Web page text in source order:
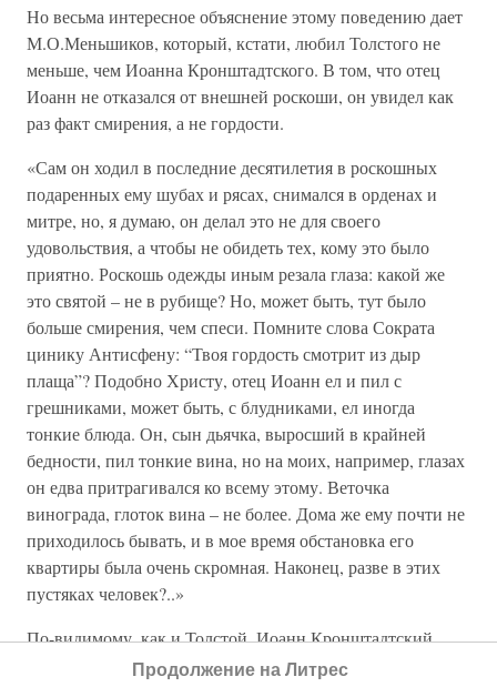
Но весьма интересное объяснение этому поведению дает
М.О.Меньшиков, который, кстати, любил Толстого не
меньше, чем Иоанна Кронштадтского. В том, что отец
Иоанн не отказался от внешней роскоши, он увидел как
раз факт смирения, а не гордости.
«Сам он ходил в последние десятилетия в роскошных
подаренных ему шубах и рясах, снимался в орденах и
митре, но, я думаю, он делал это не для своего
удовольствия, а чтобы не обидеть тех, кому это было
приятно. Роскошь одежды иным резала глаза: какой же
это святой – не в рубище? Но, может быть, тут было
больше смирения, чем спеси. Помните слова Сократа
цинику Антисфену: “Твоя гордость смотрит из дыр
плаща”? Подобно Христу, отец Иоанн ел и пил с
грешниками, может быть, с блудниками, ел иногда
тонкие блюда. Он, сын дьячка, выросший в крайней
бедности, пил тонкие вина, но на моих, например, глазах
он едва притрагивался ко всему этому. Веточка
винограда, глоток вина – не более. Дома же ему почти не
приходилось бывать, и в мое время обстановка его
квартиры была очень скромная. Наконец, разве в этих
пустяках человек?..»
По-видимому, как и Толстой, Иоанн Кронштадтский
нашел для себя единственную «форму», которая бы
Продолжение на Литрес